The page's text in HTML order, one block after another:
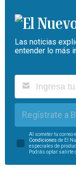
Las noticias
entender lo más
Regístrate a
Al someter tu correo
Condiciones de El
especiales de
Podrás optar salirte